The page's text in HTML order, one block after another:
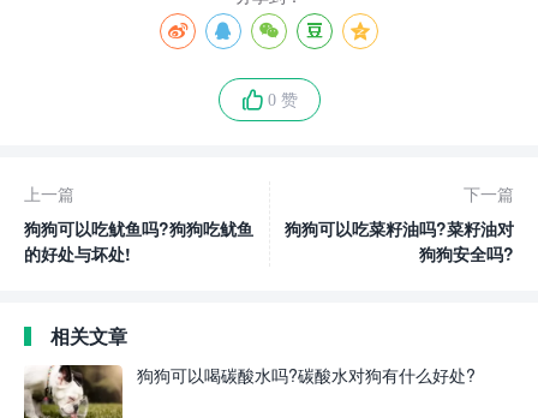
0 赞
上一篇
狗狗可以吃鱿鱼吗?狗狗吃鱿鱼
的好处与坏处!
下一篇
狗狗可以吃菜籽油吗?菜籽油对
狗狗安全吗?
相关文章
狗狗可以喝碳酸水吗?碳酸水对狗有什么好处?